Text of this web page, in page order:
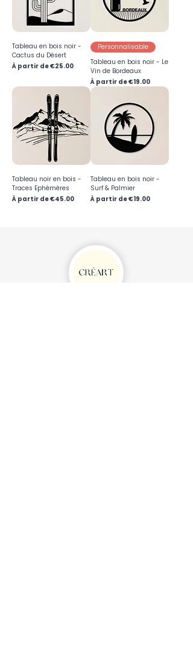
Tableau en bois noir -
Cactus du Désert
À partir de€25.00
Prix promotionnel
Personnalisable
Tableau en bois noir - Le
Vin de Bordeaux
À partir de€19.00
Prix promotionnel
Tableau noir en bois -
Traces Ephémères
À partir de€45.00
Prix promotionnel
Tableau en bois noir -
Surf & Palmier
À partir de€19.00
Prix promotionnel